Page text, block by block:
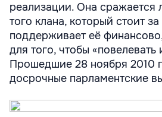
реализации. Она сражается
того клана, который стоит за
поддерживает её
для того, чтобы «повелевать
Прошедшие 28 ноября 2010
досрочные парламентские